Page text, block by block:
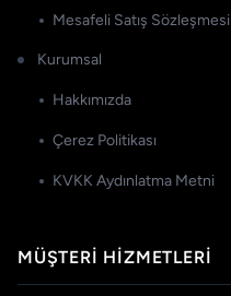
Mesafeli Satış Sözleşmesi
Kurumsal
Hakkımızda
Çerez Politikası
KVKK Aydınlatma Metni
MÜŞTERI HIZMETLERI